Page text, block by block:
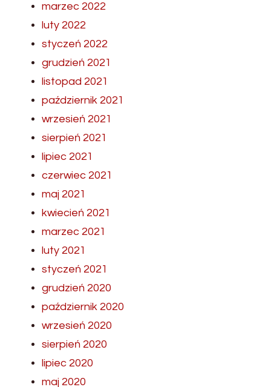
marzec 2022
luty 2022
styczeń 2022
grudzień 2021
listopad 2021
październik 2021
wrzesień 2021
sierpień 2021
lipiec 2021
czerwiec 2021
maj 2021
kwiecień 2021
marzec 2021
luty 2021
styczeń 2021
grudzień 2020
październik 2020
wrzesień 2020
sierpień 2020
lipiec 2020
maj 2020